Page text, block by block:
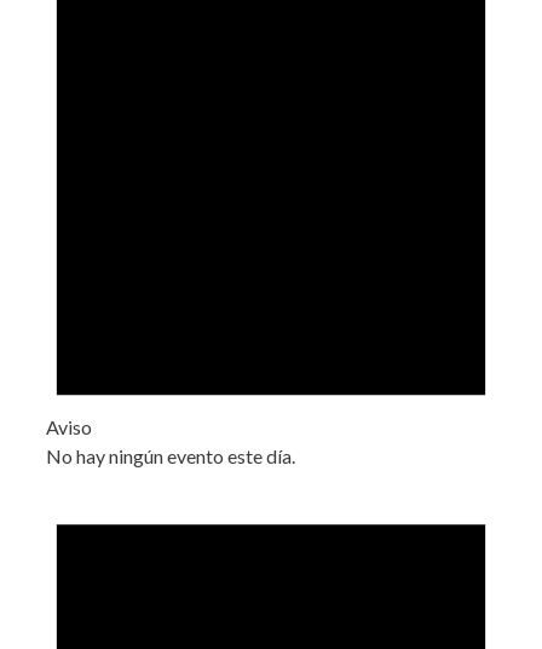
Aviso
No hay ningún evento este día.